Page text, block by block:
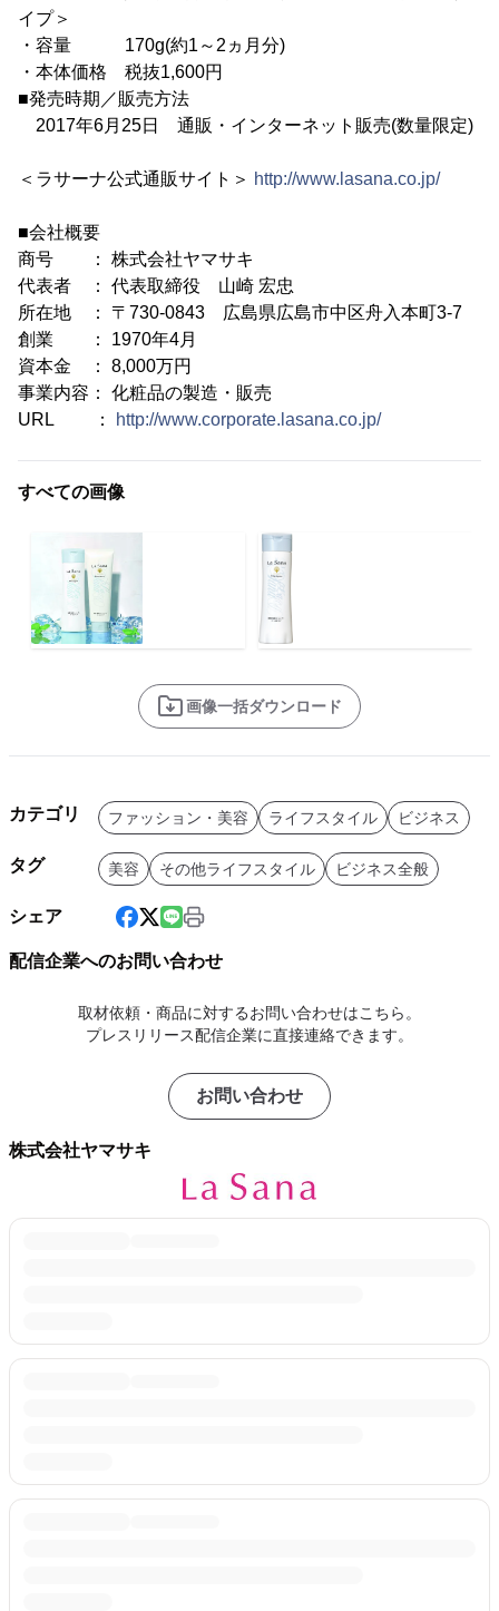
イプ＞
・容量 170g(約1～2ヵ月分)
・本体価格 税抜1,600円
■発売時期／販売方法
2017年6月25日 通販・インターネット販売(数量限定)
＜ラサーナ公式通販サイト＞ http://www.lasana.co.jp/
■会社概要
商号 ： 株式会社ヤマサキ
代表者 ： 代表取締役 山崎 宏忠
所在地 ： 〒730-0843 広島県広島市中区舟入本町3-7
創業 ： 1970年4月
資本金 ： 8,000万円
事業内容： 化粧品の製造・販売
URL ：
http://www.corporate.lasana.co.jp/
すべての画像
画像一括ダウンロード
カテゴリ ファッション・美容 ライフスタイル ビジネス
タグ 美容 その他ライフスタイル ビジネス全般
シェア
配信企業へのお問い合わせ
取材依頼・商品に対するお問い合わせはこちら。
プレスリリース配信企業に直接連絡できます。
お問い合わせ
株式会社ヤマサキ